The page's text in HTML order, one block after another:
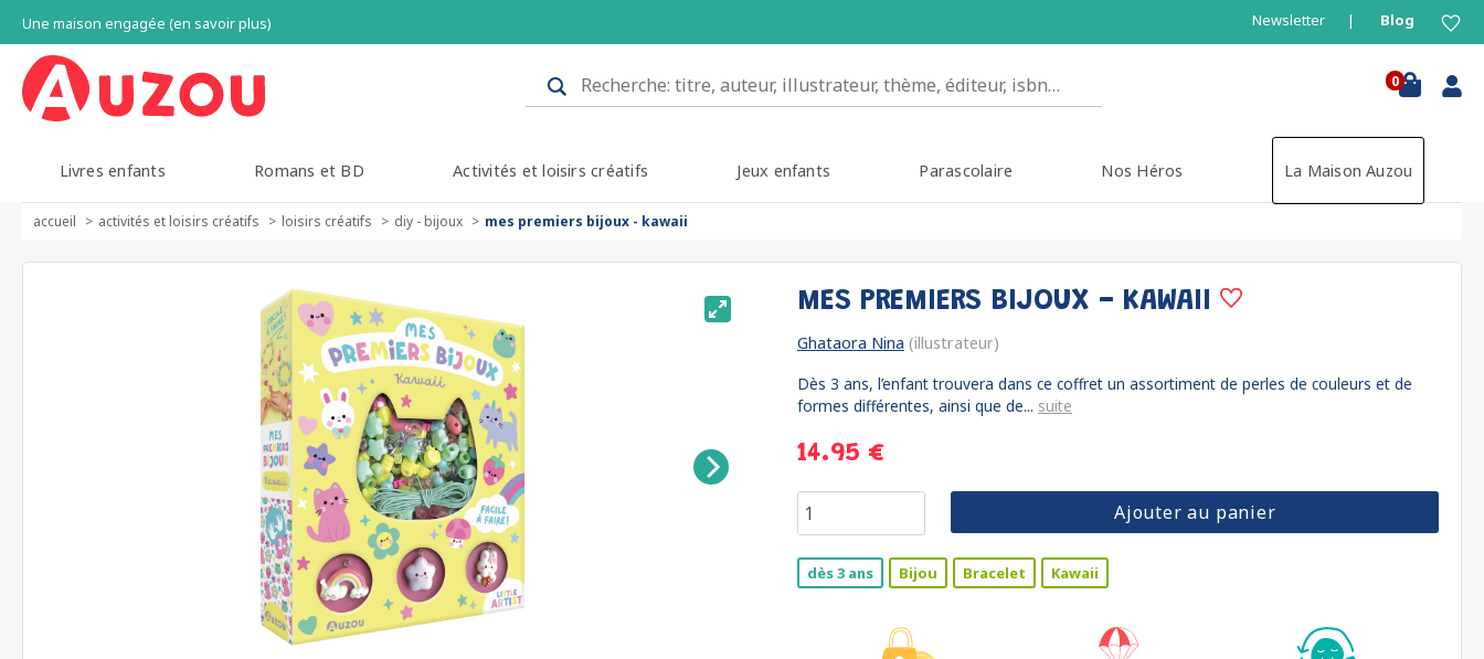
Une maison engagée (en savoir plus) Newsletter Blog
0
Livres enfants Romans et BD Activités et loisirs créatifs Jeux enfants Parascolaire Nos Héros La Maison Auzou
accueil activités et loisirs créatifs loisirs créatifs diy - bijoux mes premiers bijoux - kawaii
MES PREMIERS BIJOUX - KAWAII
Ghataora Nina (illustrateur)
Dès 3 ans, l’enfant trouvera dans ce coffret un assortiment de perles de couleurs et de
formes différentes, ainsi que de... suite
14.95 €
Ajouter au panier
dès 3 ans Bijou Bracelet Kawaii